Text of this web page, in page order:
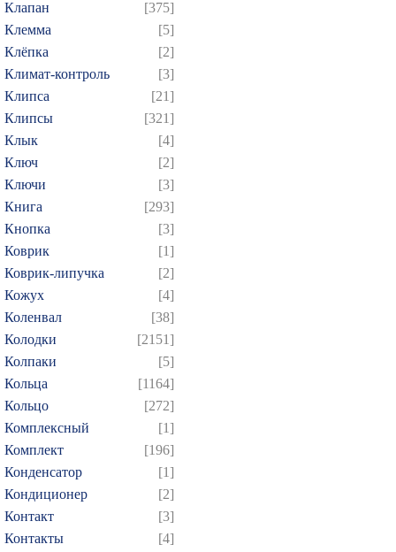
Клапан
[375]
Клемма
[5]
Клёпка
[2]
Климат-контроль
[3]
Клипса
[21]
Клипсы
[321]
Клык
[4]
Ключ
[2]
Ключи
[3]
Книга
[293]
Кнопка
[3]
Коврик
[1]
Коврик-липучка
[2]
Кожух
[4]
Коленвал
[38]
Колодки
[2151]
Колпаки
[5]
Кольца
[1164]
Кольцо
[272]
Комплексный
[1]
Комплект
[196]
Конденсатор
[1]
Кондиционер
[2]
Контакт
[3]
Контакты
[4]